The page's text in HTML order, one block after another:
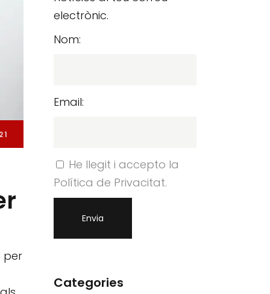
per
electrònic.
Nom:
Email:
He llegit i accepto la
Política de Privacitat.
Categories